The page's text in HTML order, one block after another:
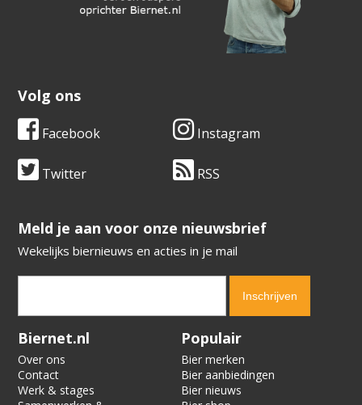
Volg ons
Facebook Instagram
Twitter RSS
​​​​​​​Meld je aan voor onze nieuwsbrief
Wekelijks biernieuws en acties in je mail
Verification code:
Biernet.nl
Over ons
Contact
Werk & stages
Populair
Bier merken
Bier aanbiedingen
Bier nieuws